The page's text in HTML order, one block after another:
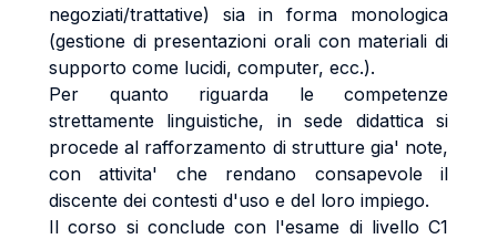
negoziati/trattative) sia in forma monologica
(gestione di presentazioni orali con materiali di
supporto come lucidi, computer, ecc.).
Per quanto riguarda le competenze
strettamente linguistiche, in sede didattica si
procede al rafforzamento di strutture gia' note,
con attivita' che rendano consapevole il
discente dei contesti d'uso e del loro impiego.
Il corso si conclude con l'esame di livello C1